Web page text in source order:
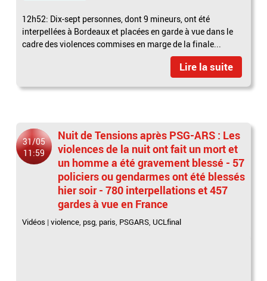
12h52: Dix-sept personnes, dont 9 mineurs, ont été
interpellées à Bordeaux et placées en garde à vue dans le
cadre des violences commises en marge de la finale...
Lire la suite
31/05
11:59
Nuit de Tensions après PSG-ARS : Les
violences de la nuit ont fait un mort et
un homme a été gravement blessé - 57
policiers ou gendarmes ont été blessés
hier soir - 780 interpellations et 457
gardes à vue en France
Vidéos |violence psg paris PSGARS UCLfinal